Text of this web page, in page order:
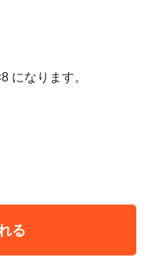
になります。
る